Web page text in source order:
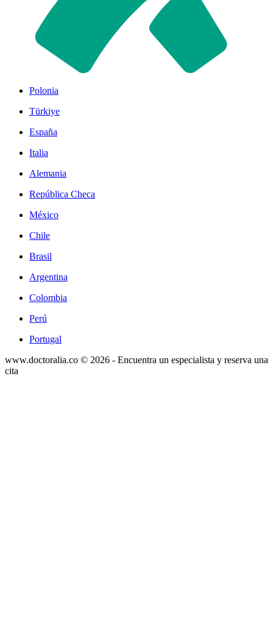
Polonia
Türkiye
España
Italia
Alemania
República Checa
México
Chile
Brasil
Argentina
Colombia
Perú
Portugal
www.doctoralia.co © 2026 - Encuentra un especialista y reserva una
cita